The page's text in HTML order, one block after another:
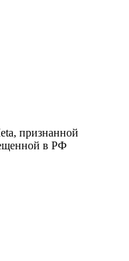
признанной
в РФ